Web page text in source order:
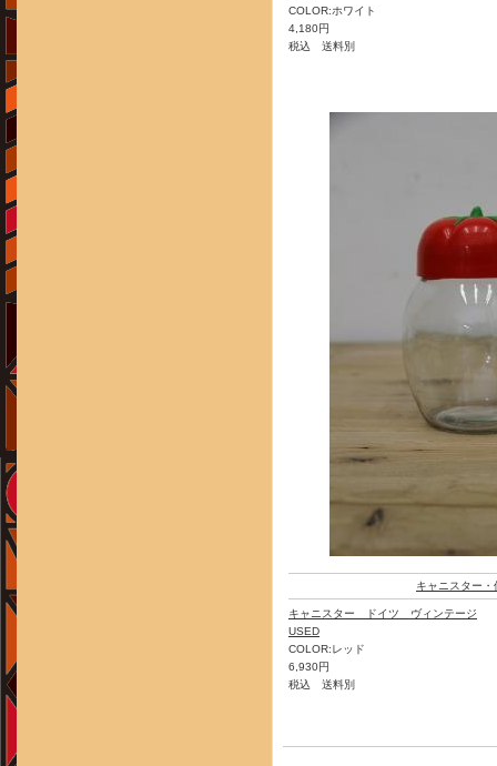
COLOR:ホワイト
4,180円
税込 送料別
キャニスター・
キャニスター ドイツ ヴィンテージ
USED
COLOR:レッド
6,930円
税込 送料別